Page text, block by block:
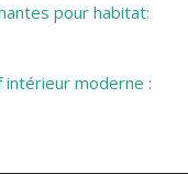
pour habitat:
moderne :